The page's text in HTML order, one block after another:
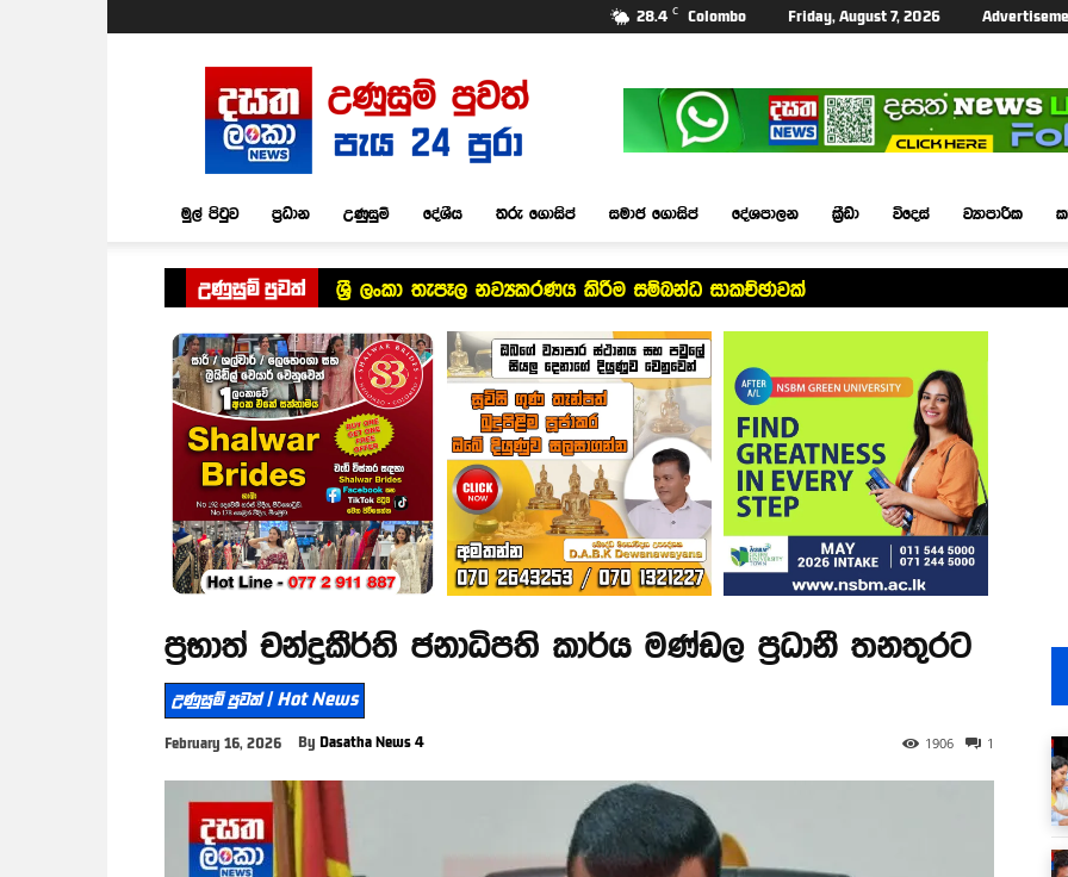
28.4 C Colombo Friday, August 7, 2026
Dasatha
Lanka
News
මුල් පිටුව ප්‍රධාන උණුසුම් දේශීය තරු ගොසිප් සමාජ ගොසිප් දේශපාලන ක්‍රීඩා විදෙස් ව්‍යාපාරික
උණුසුම් පුවත් ශ්‍රී ලංකා තැපෑල නව්‍යකරණය කිරීම සම්බන්ධ සාකච්ඡාවක්
ප්‍රභාත් චන්ද්‍රකීර්ති ජනාධිපති කාර්ය මණ්ඩල ප්‍රධානී තනතුරට
උණුසුම් පුවත් | Hot News
February 16, 2026 By Dasatha News 4 1
1906